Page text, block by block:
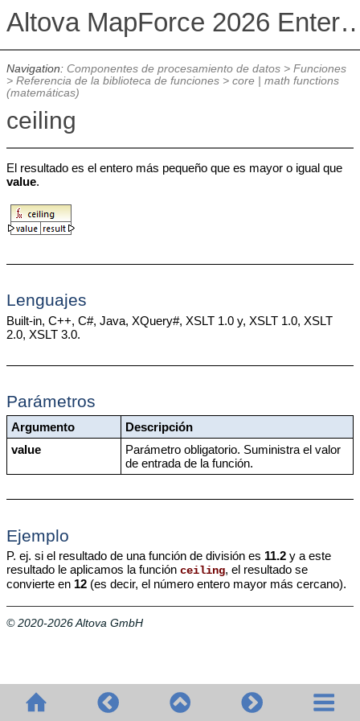
Altova MapForce 2026
Navigation: Componentes de procesamiento de datos> Funciones
> Referencia de la biblioteca de funciones> core | math functions
(matemáticas)
ceiling
El resultado es el entero más pequeño que es mayor o igual que
value.
Lenguajes
Built-in, C++, C#, Java, XQuery#, XSLT 1.0 y, XSLT 1.0, XSLT
2.0, XSLT 3.0.
Parámetros
Argumento
Descripción
value
Parámetro obligatorio. Suministra el valor
de entrada de la función.
Ejemplo
P. ej. si el resultado de una función de división es 11.2y a este
resultado le aplicamos la función ceiling, el resultado se
convierte en 12(es decir, el número entero mayor más cercano).
© 2020-2026 Altova GmbH